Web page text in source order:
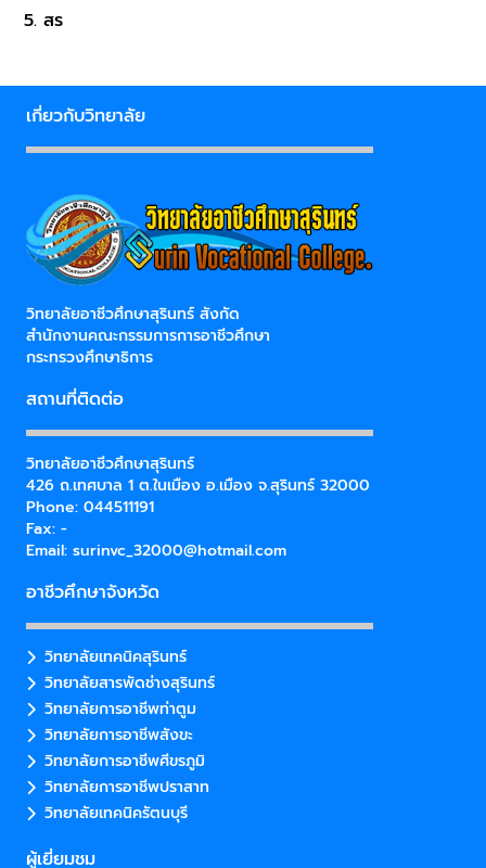
สร
เกี่ยวกับวิทยาลัย
วิทยาลัยอาชีวศึกษาสุรินทร์ สังกัด
สำนักงานคณะกรรมการการอาชีวศึกษา
กระทรวงศึกษาธิการ
สถานที่ติดต่อ
วิทยาลัยอาชีวศึกษาสุรินทร์
426 ถ.เทศบาล 1 ต.ในเมือง อ.เมือง จ.สุรินทร์ 32000
Phone: 044511191
Fax: -
Email: surinvc_32000@hotmail.com
อาชีวศึกษาจังหวัด
วิทยาลัยเทคนิคสุรินทร์
วิทยาลัยสารพัดช่างสุรินทร์
วิทยาลัยการอาชีพท่าตูม
วิทยาลัยการอาชีพสังขะ
วิทยาลัยการอาชีพศีขรภูมิ
วิทยาลัยการอาชีพปราสาท
วิทยาลัยเทคนิครัตนบุรี
ผู้เยี่ยมชม